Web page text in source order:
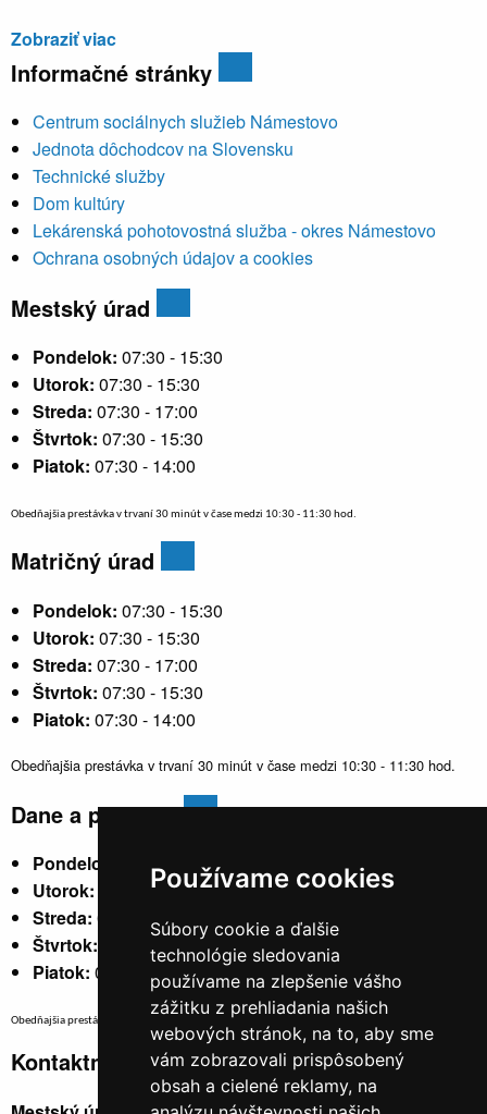
Používame cookies
Súbory cookie a ďalšie
technológie sledovania
používame na zlepšenie vášho
zážitku z prehliadania našich
webových stránok, na to, aby sme
vám zobrazovali prispôsobený
obsah a cielené reklamy, na
Zobraziť viac
Informačné stránky
Centrum sociálnych služieb Námestovo
Jednota dôchodcov na Slovensku
Technické služby
Dom kultúry
Lekárenská pohotovostná služba - okres Námestovo
Ochrana osobných údajov a cookies
Mestský úrad
Pondelok: 07:30 - 15:30
Utorok: 07:30 - 15:30
Streda: 07:30 - 17:00
Štvrtok: 07:30 - 15:30
Piatok: 07:30 - 14:00
Obedňajšia prestávka v trvaní 30 minút v čase medzi 10:30 - 11:30 hod.
Matričný úrad
Pondelok: 07:30 - 15:30
Utorok: 07:30 - 15:30
Streda: 07:30 - 17:00
Štvrtok: 07:30 - 15:30
Piatok: 07:30 - 14:00
Obedňajšia prestávka v trvaní 30 minút v čase medzi 10:30 - 11:30 hod.
Dane a poplatky
Pondelok:
07:30 - 15:30
Utorok:
nestránkový
Streda: 07:30 - 17:00
Štvrtok:
nestránkový
Piatok: 07:30 - 14:00
Obedňajšia prestávka v trvaní 30 minút v čase medzi 10:30 - 11:30 hod.
Kontaktné údaje